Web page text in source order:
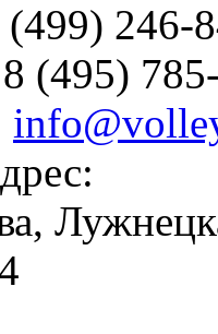
(499) 246-
8 (495)
,